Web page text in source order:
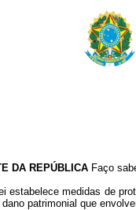
DA REPÚBLICA Faço
estabelece medidas de
patrimonial que